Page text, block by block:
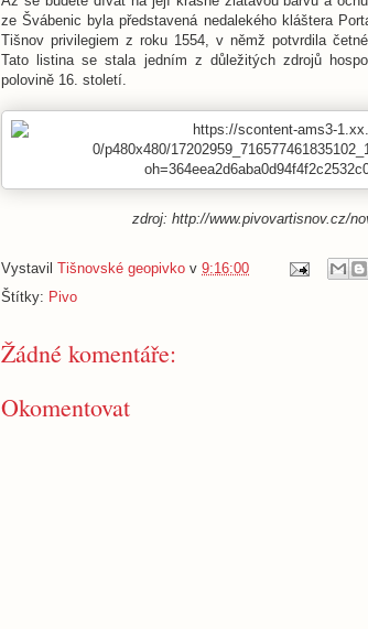
ze Švábenic byla představená nedalekého kláštera
Tišnov privilegiem z roku 1554, v němž potvrdila
Tato listina se stala jedním z důležitých zdrojů
polovině 16. století.
zdroj: http://www.pivovartisnov.cz/
Vystavil Tišnovské geopivko v 9:16:00
Štítky: Pivo
Žádné komentáře:
Okomentovat